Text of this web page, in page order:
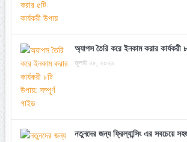
অ্যাপস তৈরি করে ইনকাম করার কার্যকরী
জুলাই ২৮, ২০২৬
নতুনদের জন্য ফ্রিল্যান্সিং এর সবচেয়ে